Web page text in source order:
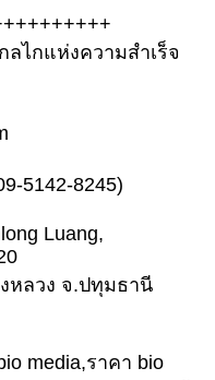
ลไกแห่งความสำเร็จ
5142-8245)
Luang,
หลวง จ.ปทุมธานี
media,ราคา bio